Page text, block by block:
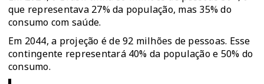
que representava 27% da população, mas 35% do
consumo com saúde.
Em 2044, a projeção é de 92 milhões de pessoas. Esse
contingente representará 40% da população e 50% do
consumo.